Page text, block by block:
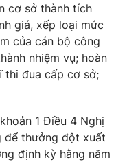
thao
sản
bằng AI
cơ sở thành tích
giá, xếp loại mức
của cán bộ công
nhiệm vụ; hoàn
thi đua cấp cơ sở;
1 Điều 4 Nghị
thưởng đột xuất
định kỳ hằng năm